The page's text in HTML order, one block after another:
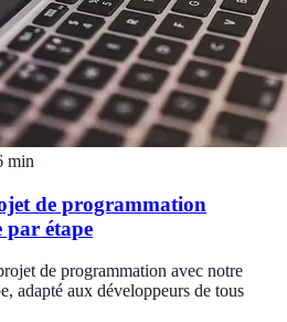
min
de programmation
par étape
de programmation avec notre
adapté aux développeurs de tous